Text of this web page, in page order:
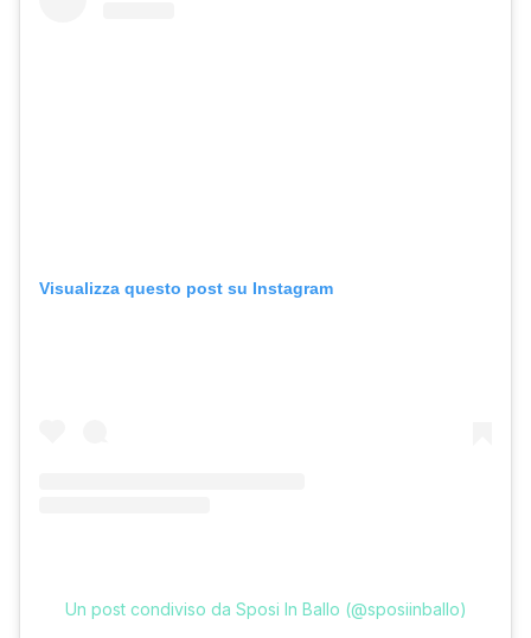
Visualizza questo post su Instagram
Un post condiviso da Sposi In Ballo (@sposiinballo)